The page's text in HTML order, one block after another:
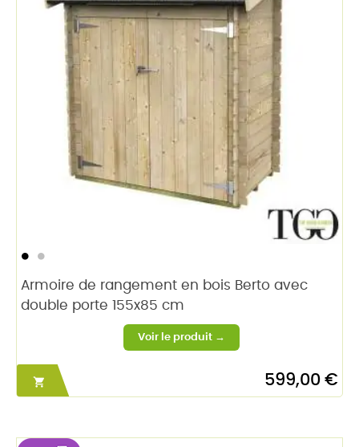
Armoire de rangement en bois Berto avec
double porte 155x85 cm
 599,00 €